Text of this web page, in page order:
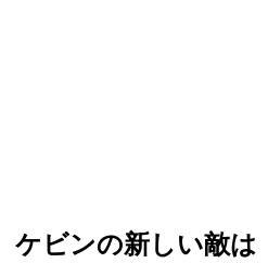
ケビンの新しい敵は